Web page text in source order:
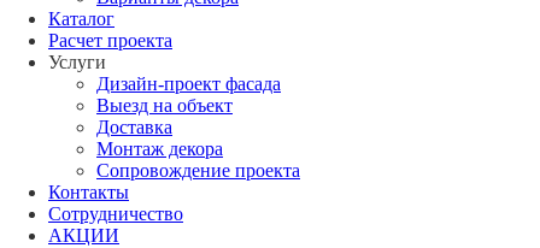
Каталог
Расчет проекта
Услуги
Дизайн-проект фасада
Выезд на объект
Доставка
Монтаж декора
Сопровождение проекта
Контакты
Сотрудничество
АКЦИИ